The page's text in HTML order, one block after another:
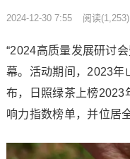
2024-12-30 7:55 阅读(1,253)
“2024高质量发展研讨
幕。活动期间，2023年
布，日照绿茶上榜2023
响力指数榜单，并位居